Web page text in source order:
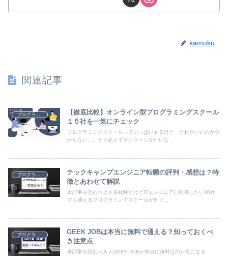
kamoku
関連記事
【徹底比較】オンライン型プログラミングスクール
１５社を一気にチェック
プログラミングスクールっていっぱいあるけど、どれがいいのか分
からない…。とりあえずオンラインがいいな...
テックキャンプエンジニア転職の評判・感想は？特
徴とあわせて解説
本記事を読むべき人未経験だけどITエンジニアに転職したい30代
でも通えるプログラミングスクールが知り...
GEEK JOBは本当に無料で通える？知っておくべ
き注意点
本記事を読むべき人GEEK JOBが本当に無料なのか気になる